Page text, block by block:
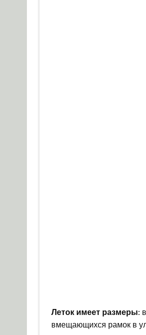
Леток имеет размеры:
вмещающихся рамок в